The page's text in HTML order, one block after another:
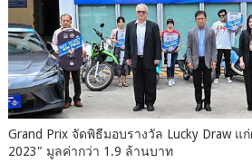
Grand Prix จัดพิธีมอบรางวัล Lucky Draw แ
2023" มูลค่ากว่า 1.9 ล้านบาท